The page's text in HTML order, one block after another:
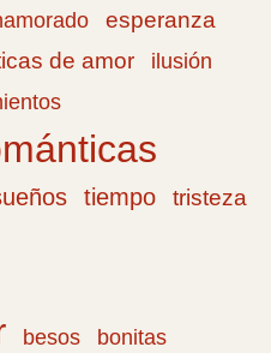
esperanza
de amor
ilusión
tiempo
tristeza
besos
bonitas